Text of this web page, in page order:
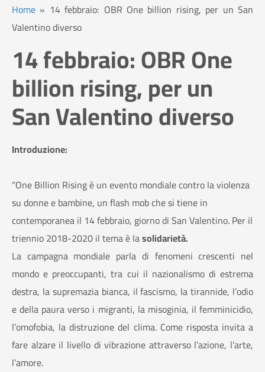
Home » 14 febbraio: OBR One billion rising, per un San
Valentino diverso
14 febbraio: OBR One
billion rising, per un
San Valentino diverso
Introduzione:
“One Billion Rising è un evento mondiale contro la violenza
su donne e bambine, un flash mob che si tiene in
contemporanea il 14 febbraio, giorno di San Valentino. Per il
triennio 2018-2020 il tema è lasolidarietà.
La campagna mondiale parla di fenomeni crescenti nel
mondo e preoccupanti, tra cui il nazionalismo di estrema
destra, la supremazia bianca, il fascismo, la tirannide, l’odio
e della paura verso i migranti, la misoginia, il femminicidio,
l’omofobia, la distruzione del clima. Come risposta invita a
fare alzare il livello di vibrazione attraverso l’azione, l’arte,
l’amore.